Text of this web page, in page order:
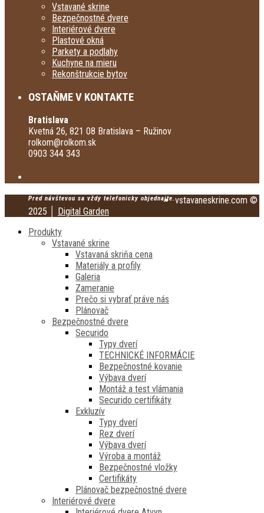
Vstavané skrine
Bezpečnostné dvere
Interiérové dvere
Plastové okná
Parkety a podlahy
Kuchyne na mieru
Rekonštrukcie bytov
OSTAŇME V KONTAKTE
Bratislava
Kvetná 26, 821 08 Bratislava – Ružinov
rolkom@rolkom.sk
0903 344 343
Pred návštevou sa vždy telefonicky objednajte.vstavaneskrine.com ©
2025 │ Digital Garden
Produkty
Vstavané skrine
Vstavaná skriňa cena
Materiály a profily
Galeria
Zameranie
Prečo si vybrať práve nás
Plánovač
Bezpečnostné dvere
Securido
Typy dverí
TECHNICKÉ INFORMÁCIE
Bezpečnostné kovanie
Výbava dverí
Montáž a test vlámania
Securido certifikáty
Exkluzív
Typy dverí
Rez dverí
Výbava dverí
Výroba a montáž
Bezpečnostné vložky
Certifikáty
Plánovač bezpečnostné dvere
Interiérové dvere